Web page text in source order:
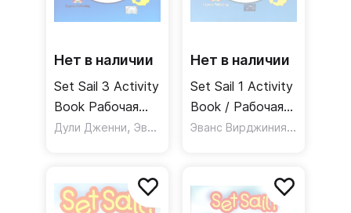
Нет в наличии
Set Sail 3 Activity
Book Рабочая
тетрадь
Дули Дженни, Эванс Вирджиния
Нет в наличии
Set Sail 1 Activity
Book / Рабочая
тетрадь
Эванс Вирджиния
,Gray